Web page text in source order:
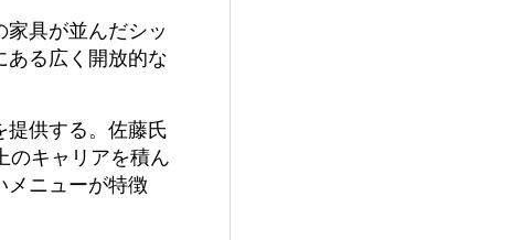
具が並んだシッ
ある広く開放的な
供する。佐藤氏
のキャリアを積ん
メニューが特徴